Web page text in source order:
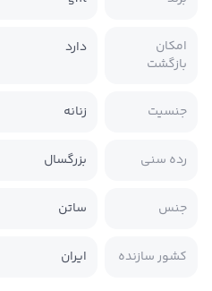
امکان
بازگشت
دارد
جنسیت زنانه
رده سنی بزرگسال
جنس ساتن
کشور سازنده ایران